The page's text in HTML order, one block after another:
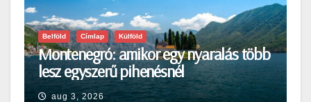
Belföld Címlap Külföld
Montenegró: amikor egy nyaralás több
lesz egyszerű pihenésnél
aug 3, 2026